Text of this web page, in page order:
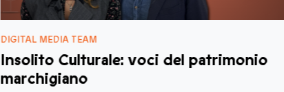
DIGITAL MEDIA TEAM
Insolito Culturale: voci del patrimonio
marchigiano